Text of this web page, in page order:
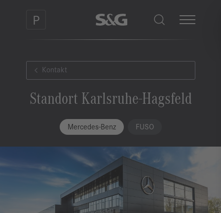
Kontakt
Standort Karlsruhe-Hagsfeld
Mercedes-Benz FUSO